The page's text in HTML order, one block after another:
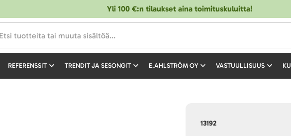
Yli 100 €:n tilaukset aina toimituskuluitta!
REFERENSSIT TRENDIT JA SESONGIT E.AHLSTRÖM OY VASTUULLISUUS
13192